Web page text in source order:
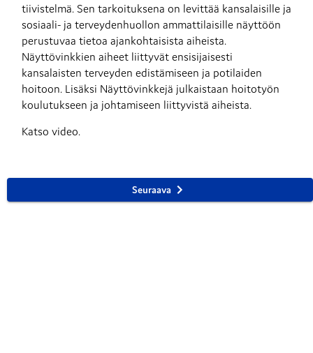
tiivistelmä. Sen tarkoituksena on levittää kansalaisille ja
sosiaali- ja terveydenhuollon ammattilaisille näyttöön
perustuvaa tietoa ajankohtaisista aiheista.
Näyttövinkkien aiheet liittyvät ensisijaisesti
kansalaisten terveyden edistämiseen ja potilaiden
hoitoon. Lisäksi Näyttövinkkejä julkaistaan hoitotyön
koulutukseen ja johtamiseen liittyvistä aiheista.
Katso video.
Seuraava